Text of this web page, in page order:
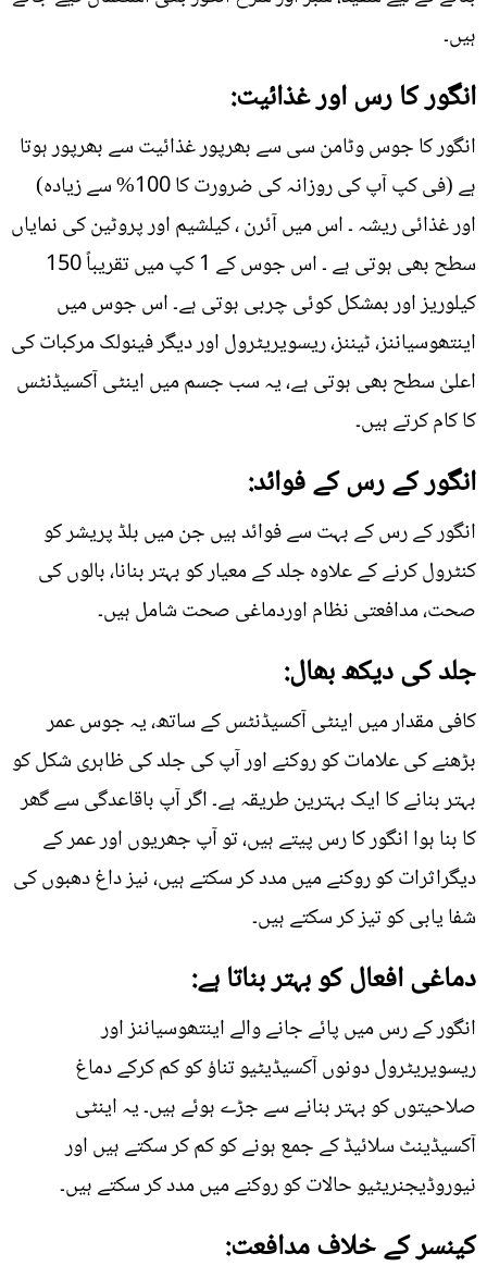
ہیں۔
انگور کا رس اور غذائیت:
انگور کا جوس وٹامن سی سے بھرپور غذائیت سے بھرپور ہوتا
ہے (فی کپ آپ کی روزانہ کی ضرورت کا 100% سے زیادہ)
اور غذائی ریشہ ۔ اس میں آئرن ، کیلشیم اور پروٹین کی نمایاں
سطح بھی ہوتی ہے ۔ اس جوس کے 1 کپ میں تقریباً 150
کیلوریز اور بمشکل کوئی چربی ہوتی ہے۔ اس جوس میں
اینتھوسیاننز، ٹیننز، ریسویریٹرول اور دیگر فینولک مرکبات کی
اعلیٰ سطح بھی ہوتی ہے، یہ سب جسم میں اینٹی آکسیڈنٹس
کا کام کرتے ہیں۔
انگور کے رس کے فوائد:
انگور کے رس کے بہت سے فوائد ہیں جن میں بلڈ پریشر کو
کنٹرول کرنے کے علاوہ جلد کے معیار کو بہتر بنانا، بالوں کی
صحت، مدافعتی نظام اوردماغی صحت شامل ہیں۔
جلد کی دیکھ بھال:
کافی مقدار میں اینٹی آکسیڈنٹس کے ساتھ، یہ جوس عمر
بڑھنے کی علامات کو روکنے اور آپ کی جلد کی ظاہری شکل کو
بہتر بنانے کا ایک بہترین طریقہ ہے۔ اگر آپ باقاعدگی سے گھر
کا بنا ہوا انگور کا رس پیتے ہیں، تو آپ جھریوں اور عمر کے
دیگراثرات کو روکنے میں مدد کر سکتے ہیں، نیز داغ دھبوں کی
شفا یابی کو تیز کر سکتے ہیں۔
دماغی افعال کو بہتر بناتا ہے:
انگور کے رس میں پائے جانے والے اینتھوسیاننز اور
ریسویریٹرول دونوں آکسیڈیٹیو تناؤ کو کم کرکے دماغ
صلاحیتوں کو بہتر بنانے سے جڑے ہوئے ہیں۔ یہ اینٹی
آکسیڈینٹ سلائیڈ کے جمع ہونے کو کم کر سکتے ہیں اور
نیوروڈیجنریٹیو حالات کو روکنے میں مدد کر سکتے ہیں۔
کینسر کے خلاف مدافعت: